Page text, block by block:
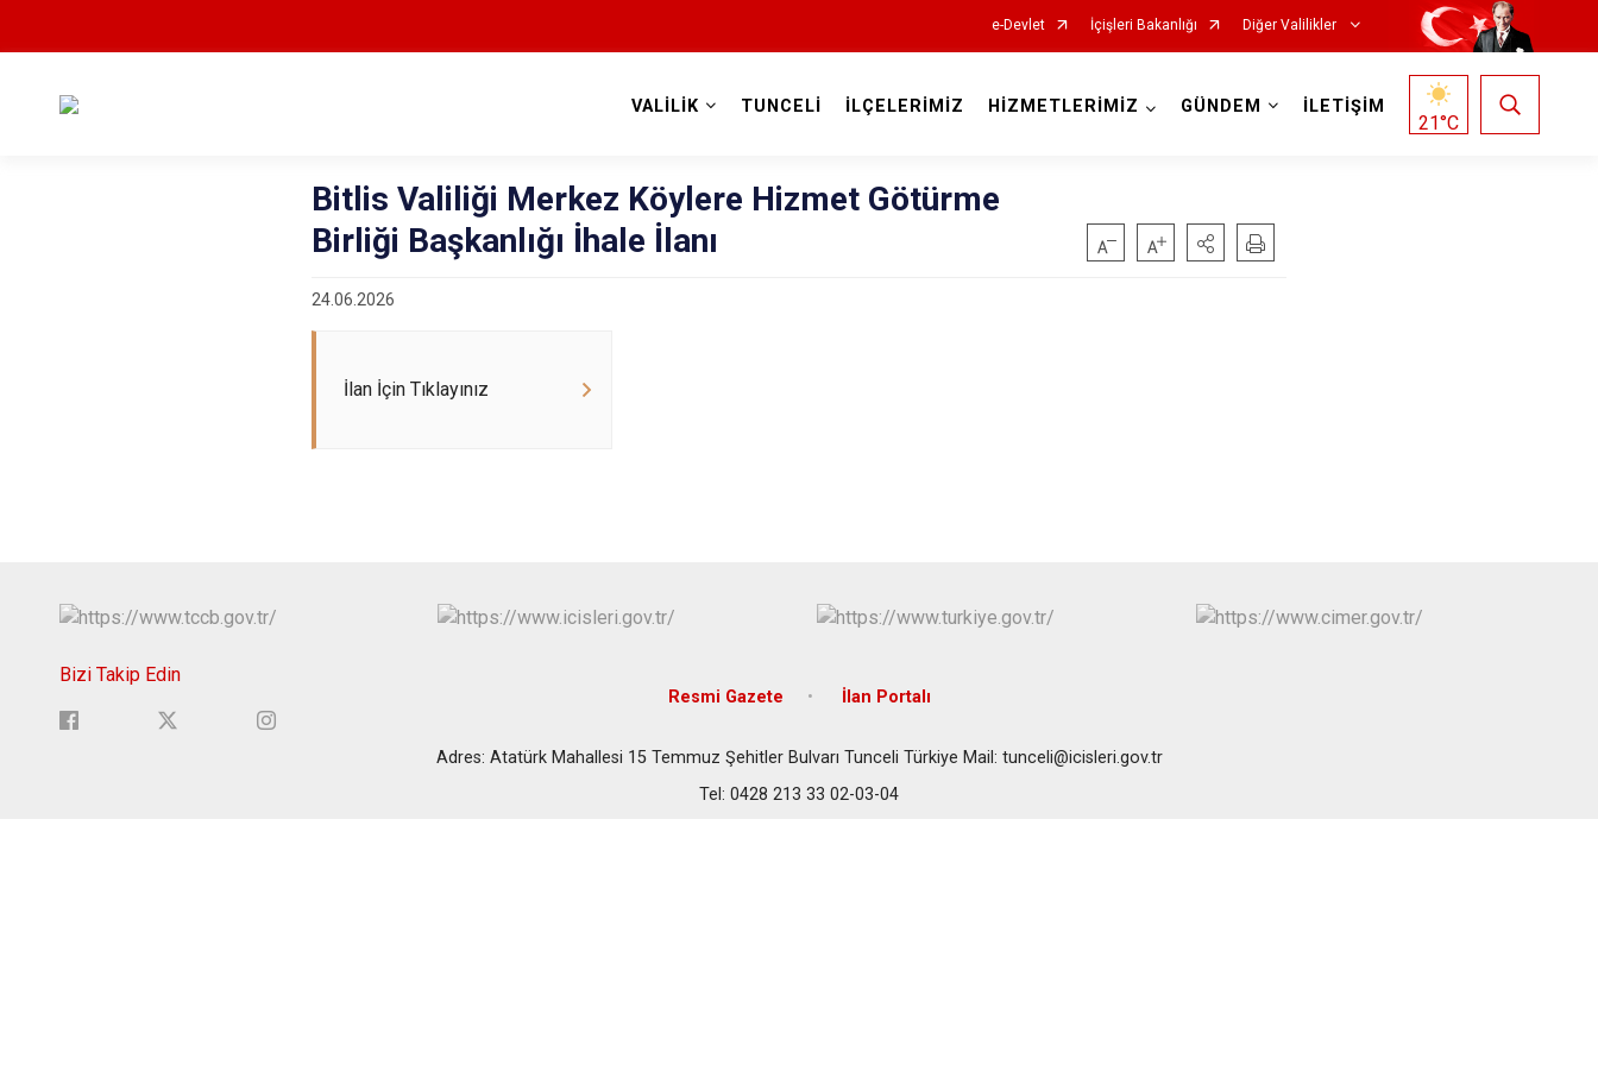
e-Devlet İçişleri Bakanlığı Diğer Valilikler
VALİLİK TUNCELİ İLÇELERİMİZ HİZMETLERİMİZ GÜNDEM İLETİŞİM
21°C
Bitlis Valiliği Merkez Köylere Hizmet Götürme
Birliği Başkanlığı İhale İlanı
24.06.2026
İlan İçin Tıklayınız
Bizi Takip Edin
Resmi Gazete İlan Portalı
Adres: Atatürk Mahallesi 15 Temmuz Şehitler Bulvarı Tunceli Türkiye Mail: tunceli@icisleri.gov.tr
Tel: 0428 213 33 02-03-04